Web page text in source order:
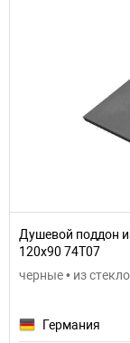
Душевой поддон
120x90 74T07
черные • из
Германия